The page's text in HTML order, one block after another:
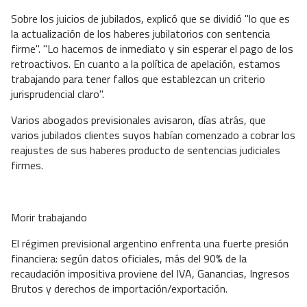
Sobre los juicios de jubilados, explicó que se dividió "lo que es
la actualización de los haberes jubilatorios con sentencia
firme". "Lo hacemos de inmediato y sin esperar el pago de los
retroactivos. En cuanto a la política de apelación, estamos
trabajando para tener fallos que establezcan un criterio
jurisprudencial claro".
Varios abogados previsionales avisaron, días atrás, que
varios jubilados clientes suyos habían comenzado a cobrar los
reajustes de sus haberes producto de sentencias judiciales
firmes.
Morir trabajando
El régimen previsional argentino enfrenta una fuerte presión
financiera: según datos oficiales, más del 90% de la
recaudación impositiva proviene del IVA, Ganancias, Ingresos
Brutos y derechos de importación/exportación.